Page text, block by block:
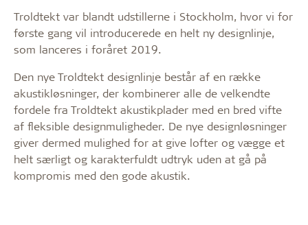
Troldtekt var blandt udstillerne i Stockholm, hvor vi for
første gang vil introducerede en helt ny designlinje,
som lanceres i foråret 2019.
Den nye Troldtekt designlinje består af en række
akustikløsninger, der kombinerer alle de velkendte
fordele fra Troldtekt akustikplader med en bred vifte
af fleksible designmuligheder. De nye designløsninger
giver dermed mulighed for at give lofter og vægge et
helt særligt og karakterfuldt udtryk uden at gå på
kompromis med den gode akustik.